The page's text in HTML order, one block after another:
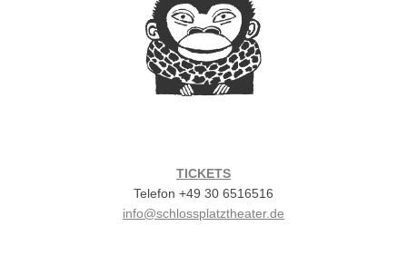
TICKETS
Telefon +49 30 6516516
info@schlossplatztheater.de